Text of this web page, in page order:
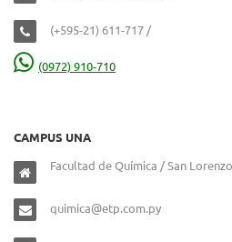
(+595-21) 611-717 /
(0972) 910-710
CAMPUS UNA
Facultad de Química / San
quimica@etp.com.py